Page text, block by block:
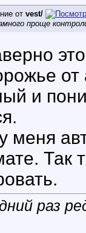
от vest/
проще
и
меня
Так
раз